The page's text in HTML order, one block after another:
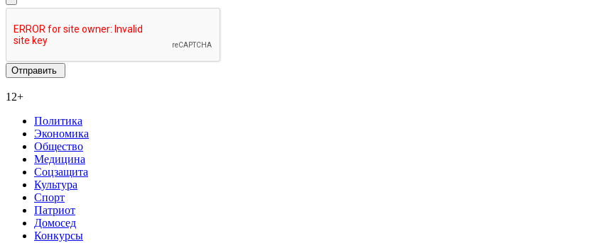
12+
Политика
Экономика
Общество
Медицина
Соцзащита
Культура
Спорт
Патриот
Домосед
Конкурсы